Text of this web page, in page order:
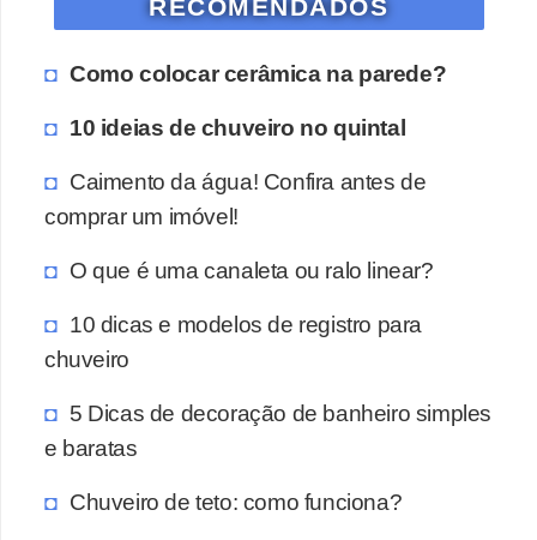
RECOMENDADOS
Como colocar cerâmica na parede?
10 ideias de chuveiro no quintal
Caimento da água! Confira antes de
comprar um imóvel!
O que é uma canaleta ou ralo linear?
10 dicas e modelos de registro para
chuveiro
5 Dicas de decoração de banheiro simples
e baratas
Chuveiro de teto: como funciona?